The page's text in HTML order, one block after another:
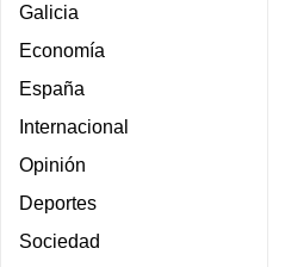
Galicia
Economía
España
Internacional
Opinión
Deportes
Sociedad